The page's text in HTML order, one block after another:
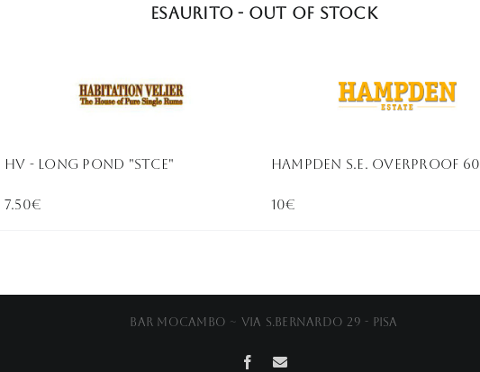
Esaurito - Out of stock
HV - Long Pond "STCE"
7.50€
Hampden S.e. Overproof 60
10€
Bar Mocambo ~ Via S.Bernardo 29 - Pisa
Facebook
Email